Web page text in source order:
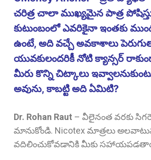
చరిత్ర చాలా ముఖ్యమైన పాత్ర
కుటుంబంలో ఎవరికైనా ఇంతకు
ఉంటే, అది వచ్చే అవకాశాలు
యువకులందరికీ నోటి క్యాన్సర్
మీరు కొన్ని చిట్కాలు
అవును, కాబట్టి అది ఏమిటి?
Dr. Rohan Raut – వీలైనంత వరకు
మానుకోండి. Nicotex మాత్రలు
వదిలించుకోవడానికి మీకు